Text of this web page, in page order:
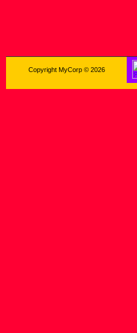
Copyright MyCorp © 2026